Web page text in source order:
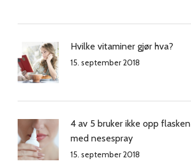
Hvilke vitaminer gjør hva?
15. september 2018
4 av 5 bruker ikke opp flasken
med nesespray
15. september 2018